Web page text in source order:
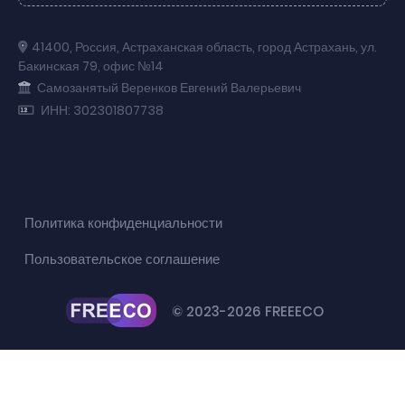
41400, Россия, Астраханская область, город Астрахань, ул.
Бакинская 79, офис №14
Самозанятый Веренков Евгений Валерьевич
ИНН: 302301807738
© 2023-2026 FREEECO
Политика конфиденциальности
Пользовательское соглашение